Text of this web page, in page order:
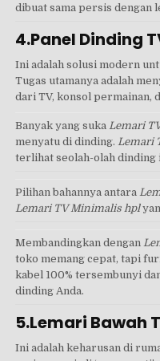
dibuat sama persis dengan
4.Panel Dinding
Ini adalah solusi modern
Tugas utamanya adalah
dari TV, konsol permainan,
Banyak yang suka Lemari
menyatu di dinding. Lemari
terlihat seolah-olah
Pilihan bahannya antara
Lemari TV Minimalis hpl
Membandingkan dengan
toko memang cepat, tapi
kabel 100% tersembunyi
dinding Anda.
5.Lemari Bawah
Ini adalah keharusan di